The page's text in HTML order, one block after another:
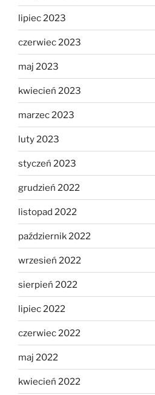
lipiec 2023
czerwiec 2023
maj 2023
kwiecień 2023
marzec 2023
luty 2023
styczeń 2023
grudzień 2022
listopad 2022
październik 2022
wrzesień 2022
sierpień 2022
lipiec 2022
czerwiec 2022
maj 2022
kwiecień 2022